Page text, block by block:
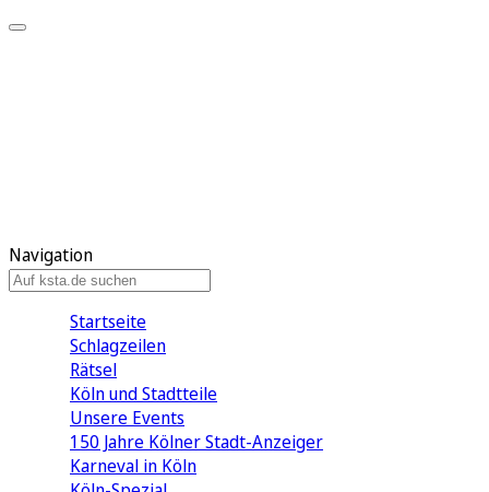
Navigation
Startseite
Schlagzeilen
Rätsel
Köln und Stadtteile
Unsere Events
150 Jahre Kölner Stadt-Anzeiger
Karneval in Köln